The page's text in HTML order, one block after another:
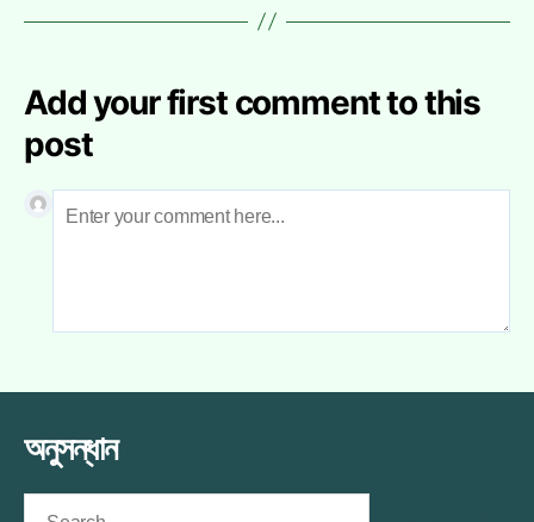
Add your first comment to this
post
অনুসন্ধান